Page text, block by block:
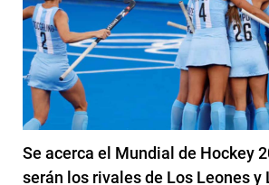
Se acerca el Mundial de Hockey
serán los rivales de Los Leones y